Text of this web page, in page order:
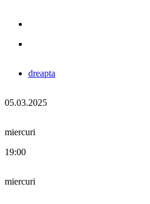
dreapta
05.03.2025
miercuri
19:00
miercuri